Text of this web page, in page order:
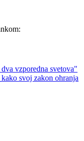
vzporedna svetova"
svoj zakon ohranja